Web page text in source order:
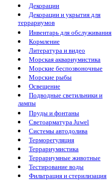
Декорации
Декорации и укрытия для
террариумов
Инвентарь для обслуживания
Кормление
Литература и видео
Морская аквариумистика
Морские беспозвоночные
Морские рыбы
Освещение
Подводные светильники и
лампы
Пруды и фонтаны
Светоарматура Juwel
Системы автодолива
Терморегуляция
Террариумистика
Террариумные животные
Тестирование воды
Фильтрация и стерилизация